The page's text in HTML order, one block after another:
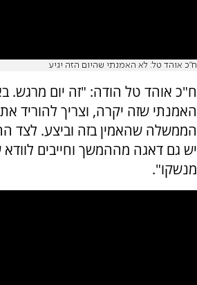
ח"כ אוהד טל: לא האמנתי שהיום הזה יגיע
ח"כ אוהד טל הודה: "זה יום מרגש.
האמנתי שזה יקרה, וצריך להוריד
הממשלה שהאמין בזה וביצע. לצד
יש גם דאגה מההמשך וחייבים
מנשקו".